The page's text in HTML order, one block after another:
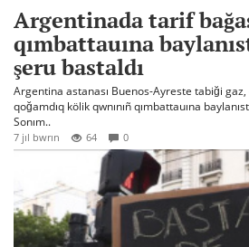
Argentinada tarif
qımbattauına
şeru bastaldı
Argentina astanası Buenos-Ayreste tabiği
qoğamdıq kölik qwnınıñ qımbattauına
Sonım..
7 jıl bwrın 64 0